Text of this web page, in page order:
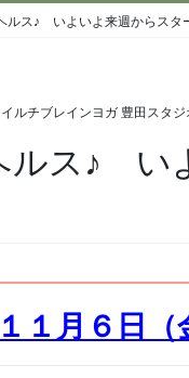
ルス♪ いよいよ来週からスタ
イルチブレインヨガ 豊田スタジ
ルス♪ い
１月６日（